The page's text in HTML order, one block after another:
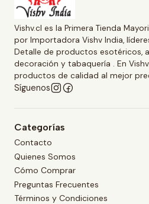
Vishv.cl es la Primera Tienda
por Importadora Vishv India,
Detalle de productos esotéricos,
decoración y tabaquería . En
productos de calidad al mejor
Síguenos
Categorías
Contacto
Quienes Somos
Cómo Comprar
Preguntas Frecuentes
Términos y Condiciones